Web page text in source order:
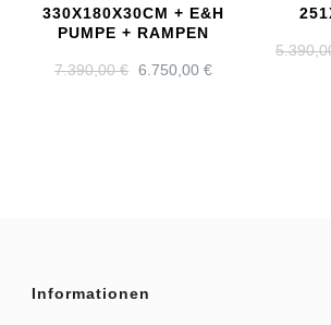
330X180X30CM + E&H
PUMPE + RAMPEN
7.390,00€ URSPRÜNGLICHER
6.750,00€AKTUELLER
Informationen